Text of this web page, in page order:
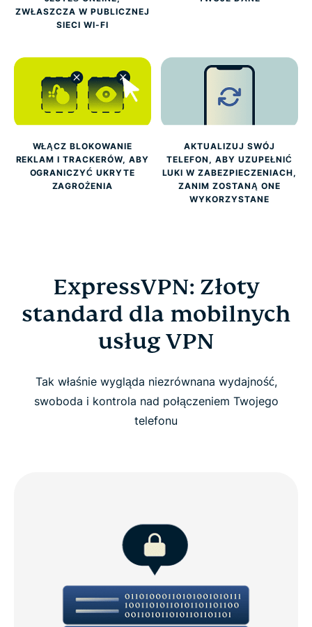
ZWŁASZCZA W PUBLICZNEJ
SIECI WI-FI
WŁĄCZ BLOKOWANIE
REKLAM I TRACKERÓW, ABY
OGRANICZYĆ UKRYTE
ZAGROŻENIA
AKTUALIZUJ SWÓJ
TELEFON, ABY UZUPEŁNIĆ
LUKI W ZABEZPIECZENIACH,
ZANIM ZOSTANĄ ONE
WYKORZYSTANE
ExpressVPN: Złoty
standard dla mobilnych
usług VPN
Tak właśnie wygląda niezrównana wydajność,
swoboda i kontrola nad połączeniem Twojego
telefonu